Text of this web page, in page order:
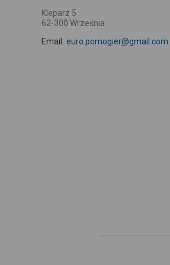
Kleparz 5
62-300 Września
Email: euro.pomogier@gmail.com